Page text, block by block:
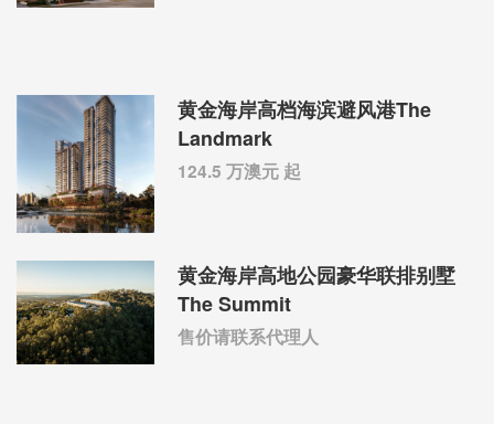
黄金海岸高档海滨避风港The
Landmark
124.5 万澳元 起
黄金海岸高地公园豪华联排别墅
The Summit
售价请联系代理人